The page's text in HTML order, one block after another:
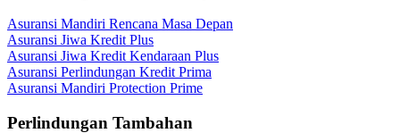
Asuransi Mandiri Rencana Masa Depan
Asuransi Jiwa Kredit Plus
Asuransi Jiwa Kredit Kendaraan Plus
Asuransi Perlindungan Kredit Prima
Asuransi Mandiri Protection Prime
Perlindungan Tambahan